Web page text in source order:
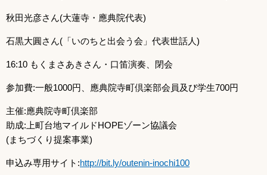
秋田光彦さん(大蓮寺・應典院代表)
石黒大圓さん(「いのちと出会う会」代表世話人)
16:10 もくまさあきさん・口笛演奏、閉会
参加費:一般1000円、應典院寺町倶楽部会員及び学生700円
主催:應典院寺町倶楽部
助成:上町台地マイルドHOPEゾーン協議会
(まちづくり提案事業)
申込み専用サイト:http://bit.ly/outenin-inochi100